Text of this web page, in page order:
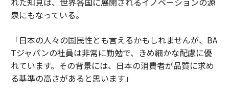
泉にもなっている。
「日本の人々の国民性とも言えるかもしれませんが、BA
Tジャパンの社員は非常に勤勉で、きめ細かな配慮に優
れています。その背景には、日本の消費者が品質に求め
る基準の高さがあると思います」